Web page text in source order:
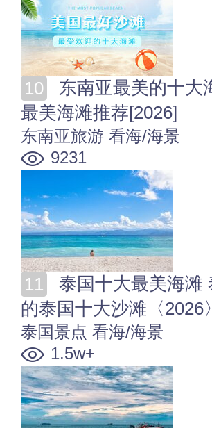
最美海滩推荐[2026]
东南亚旅游 看海/海景
9231
的泰国十大沙滩〈2026〉
泰国景点 看海/海景
1.5w+